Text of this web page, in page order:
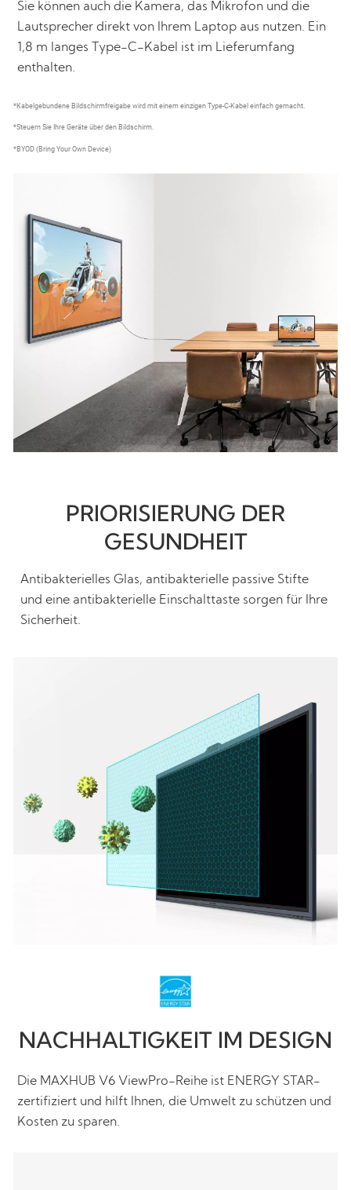
Sie können auch die Kamera, das Mikrofon und die
Lautsprecher direkt von Ihrem Laptop aus nutzen. Ein
1,8 m langes Type-C-Kabel ist im Lieferumfang
enthalten.
*Kabelgebundene Bildschirmfreigabe wird mit einem einzigen Type-C-Kabel einfach gemacht.
*Steuern Sie Ihre Geräte über den Bildschirm.
*BYOD (Bring Your Own Device)
PRIORISIERUNG DER
GESUNDHEIT
Antibakterielles Glas, antibakterielle passive Stifte
und eine antibakterielle Einschalttaste sorgen für Ihre
Sicherheit.
NACHHALTIGKEIT IM DESIGN
Die MAXHUB V6 ViewPro-Reihe ist ENERGY STAR-
zertifiziert und hilft Ihnen, die Umwelt zu schützen und
Kosten zu sparen.